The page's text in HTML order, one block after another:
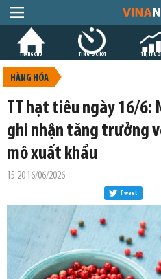
TRANG CHỦ TIN GIỜ CHÓT THỊ
HÀNG HÓA
TT hạt tiêu ngày 16/6:
ghi nhận tăng trưởng
mô xuất khẩu
15:20 16/06/2026
Tweet